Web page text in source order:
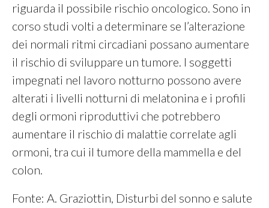
riguarda il possibile rischio oncologico. Sono in
corso studi volti a determinare se l’alterazione
dei normali ritmi circadiani possano aumentare
il rischio di sviluppare un tumore. I soggetti
impegnati nel lavoro notturno possono avere
alterati i livelli notturni di melatonina e i profili
degli ormoni riproduttivi che potrebbero
aumentare il rischio di malattie correlate agli
ormoni, tra cui il tumore della mammella e del
colon.
Fonte: A. Graziottin, Disturbi del sonno e salute